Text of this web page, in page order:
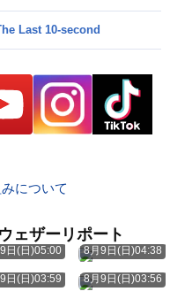
Last 10-second
について
ェザーリポート
日(日)05:00 8月9日(日)04:38
日(日)03:59 8月9日(日)03:56